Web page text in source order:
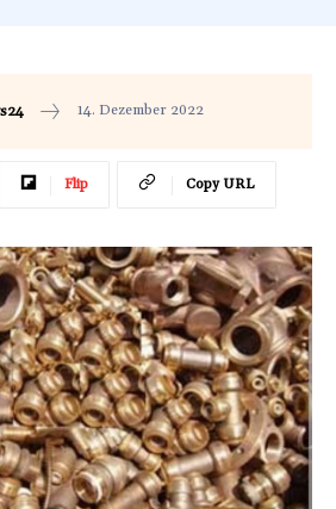
14. Dezember 2022
Flip Copy URL